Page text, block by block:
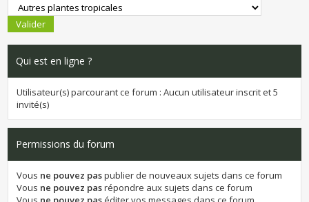
Qui est en ligne ?
Utilisateur(s) parcourant ce forum : Aucun utilisateur inscrit et 5
invité(s)
Permissions du forum
Vous ne pouvez paspublier de nouveaux sujets dans ce forum
Vous ne pouvez pasrépondre aux sujets dans ce forum